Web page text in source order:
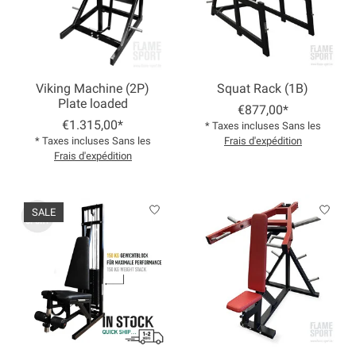
Viking Machine (2P)
Plate loaded
€1.315,00*
* Taxes incluses Sans les
Frais d'expédition
Squat Rack (1B)
€877,00*
* Taxes incluses Sans les
Frais d'expédition
SALE